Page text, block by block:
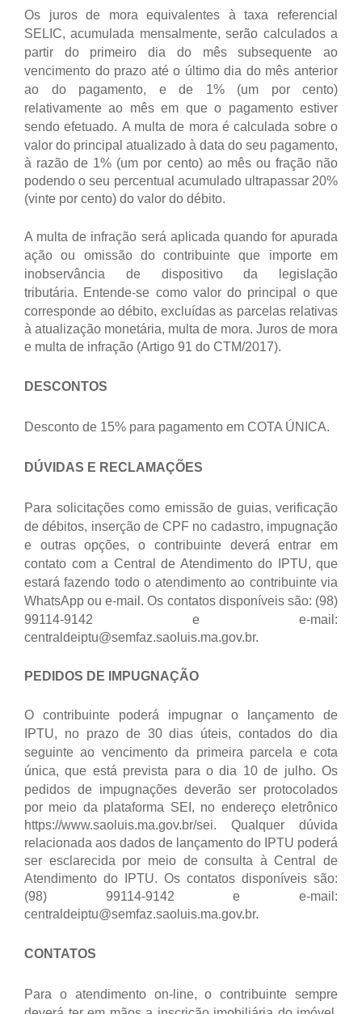
Os juros de mora equivalentes à taxa referencial
SELIC, acumulada mensalmente, serão calculados a
partir do primeiro dia do mês subsequente ao
vencimento do prazo até o último dia do mês anterior
ao do pagamento, e de 1% (um por cento)
relativamente ao mês em que o pagamento estiver
sendo efetuado. A multa de mora é calculada sobre o
valor do principal atualizado à data do seu pagamento,
à razão de 1% (um por cento) ao mês ou fração não
podendo o seu percentual acumulado ultrapassar 20%
(vinte por cento) do valor do débito.
A multa de infração será aplicada quando for apurada
ação ou omissão do contribuinte que importe em
inobservância de dispositivo da legislação
tributária. Entende-se como valor do principal o que
corresponde ao débito, excluídas as parcelas relativas
à atualização monetária, multa de mora. Juros de mora
e multa de infração (Artigo 91 do CTM/2017).
DESCONTOS
Desconto de 15% para pagamento em COTA ÚNICA.
DÚVIDAS E RECLAMAÇÕES
Para solicitações como emissão de guias, verificação
de débitos, inserção de CPF no cadastro, impugnação
e outras opções, o contribuinte deverá entrar em
contato com a Central de Atendimento do IPTU, que
estará fazendo todo o atendimento ao contribuinte via
WhatsApp ou e-mail.Os contatos disponíveis são: (98)
99114-9142 e e-mail:
centraldeiptu@semfaz.saoluis.ma.gov.br.
PEDIDOS DE IMPUGNAÇÃO
O contribuinte poderá impugnar o lançamento de
IPTU, no prazo de 30 dias úteis, contados do dia
seguinte ao vencimento da primeira parcela e cota
única, que está prevista para o dia 10 de julho. Os
pedidos de impugnações deverão ser protocolados
por meio da plataforma SEI, no endereço eletrônico
https://www.saoluis.ma.gov.br/sei. Qualquer dúvida
relacionada aos dados de lançamento do IPTU poderá
ser esclarecida por meio de consulta à Central de
Atendimento do IPTU. Os contatos disponíveis são:
(98) 99114-9142 e e-mail:
centraldeiptu@semfaz.saoluis.ma.gov.br.
CONTATOS
Para o atendimento on-line, o contribuinte sempre